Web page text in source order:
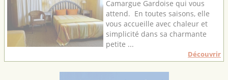
Camargue Gardoise qui vous
attend. En toutes saisons, elle
vous accueille avec chaleur et
simplicité dans sa charmante
petite ...
Découvrir